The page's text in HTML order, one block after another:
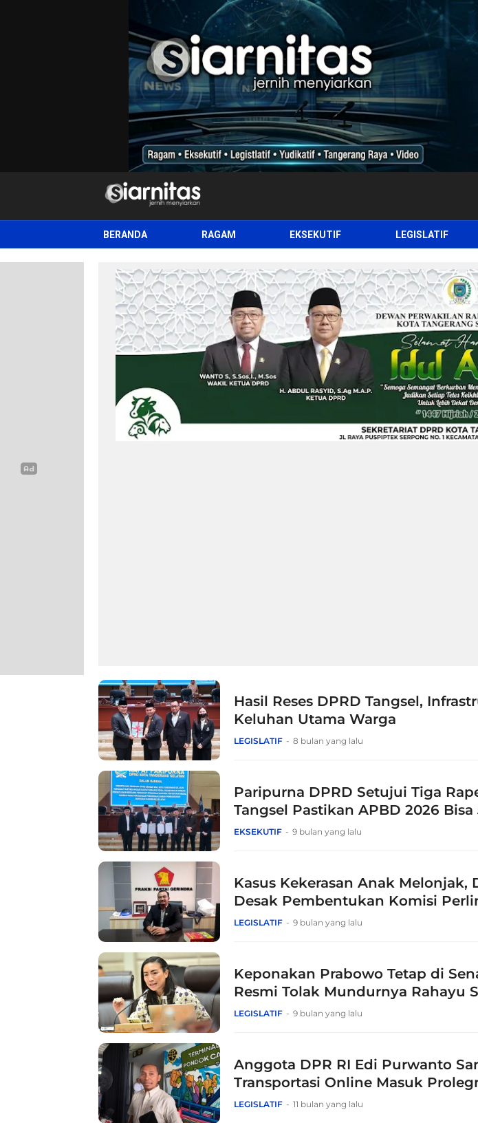
siarnitas
Jernih Menyiarkan
BERANDA RAGAM EKSEKUTIF LEGISLATIF
Hasil Reses DPRD Tangsel,
Keluhan Utama Warga
LEGISLATIF 8 bulan yang lalu
Paripurna DPRD Setujui Tiga
Tangsel Pastikan APBD 2026
EKSEKUTIF 9 bulan yang lalu
Kasus Kekerasan Anak Melonjak,
Desak Pembentukan Komisi
LEGISLATIF 9 bulan yang lalu
Keponakan Prabowo Tetap di
Resmi Tolak Mundurnya Rahayu
LEGISLATIF 9 bulan yang lalu
Anggota DPR RI Edi Purwanto
Transportasi Online Masuk
LEGISLATIF 11 bulan yang lalu